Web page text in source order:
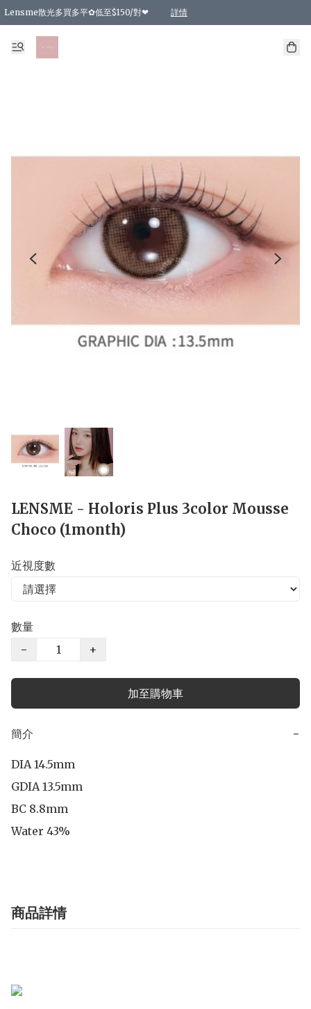
Lensme散光多買多平✿低至$150/對❤ 詳情
台灣Karacon⁩✧日拋 特價清貨❁⃘
日本韓國多款日/月拋現貨☼ 特價❤︎數量有限 售完即止
🇰🇷韓國多款月拋現貨 特價兩對$99✿數量有限 售完即止♫
精選商品，任選買2件或以上9 折；買4件或以上85 折；買6件或以上8 折
精選商品，任選買2件HKD 140.00；買4件HKD 260.00
精選商品，任選買2件HKD 190.00；買4件HKD 360.00
精選商品，任選買2件HKD 110.00；買4件HKD 180.00
精選商品，任選買2件HKD 170.00；買4件HKD 320.00
精選商品，任選買2件或以上減HKD 148.00
精選商品，任選買2件或以上減HKD 148.00
精選商品，任選買2件或以上95 折；買4件或以上9 折；買6件或以上85 折；買8件
精選商品，任選買12件或以上87 折
精選商品，任選買2件或以上減HKD 16.00；買4件或以上減HKD 32.00；買6
精選商品，任選買2件或以上95 折；買4件或以上9 折；買8件或以上85 折；買12
購物滿 HKD 800.00即享免運費優惠！（適用於 特定的送貨方式 )
LENSME - Holoris Plus 3color Mousse
Choco (1month)
近視度數
數量
−
+
加至購物車
簡介 −
DIA 14.5mm
GDIA 13.5mm
BC 8.8mm
Water 43%
商品詳情